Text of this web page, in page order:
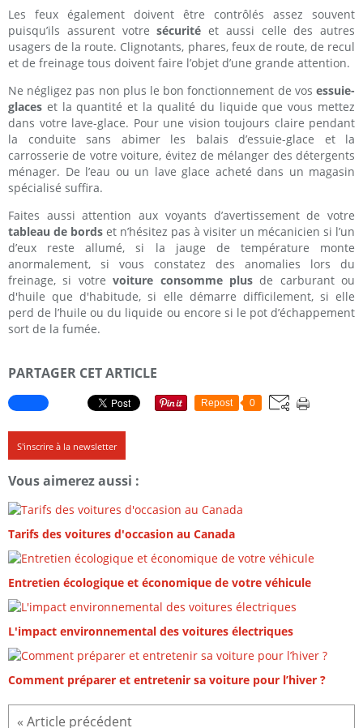
Les feux également doivent être contrôlés assez souvent
puisqu’ils assurent votresécurité et aussi celle des autres
usagers de la route. Clignotants, phares, feux de route, de recul
et de freinage tous doivent faire l’objet d’une grande attention.
Ne négligez pas non plus le bon fonctionnement de vos essuie-
glaces et la quantité et la qualité du liquide que vous mettez
dans votre lave-glace. Pour une vision toujours claire pendant
la conduite sans abimer les balais d’essuie-glace et la
carrosserie de votre voiture, évitez de mélanger des détergents
ménager. De l’eau ou un lave glace acheté dans un magasin
spécialisé suffira.
Faites aussi attention aux voyants d’avertissement de votre
tableau de bords et n’hésitez pas à visiter un mécanicien si l’un
d’eux reste allumé, si la jauge de température monte
anormalement, si vous constatez des anomalies lors du
freinage, si votrevoiture consomme plusde carburant ou
d'huile que d'habitude, si elle démarre difficilement, si elle
perd de l’huile ou du liquide ou encore si le pot d’échappement
sort de la fumée.
PARTAGER CET ARTICLE
Repost 0
S'inscrire à la newsletter
Vous aimerez aussi :
Tarifs des voitures d'occasion au Canada
Entretien écologique et économique de votre véhicule
L'impact environnemental des voitures électriques
Comment préparer et entretenir sa voiture pour l’hiver ?